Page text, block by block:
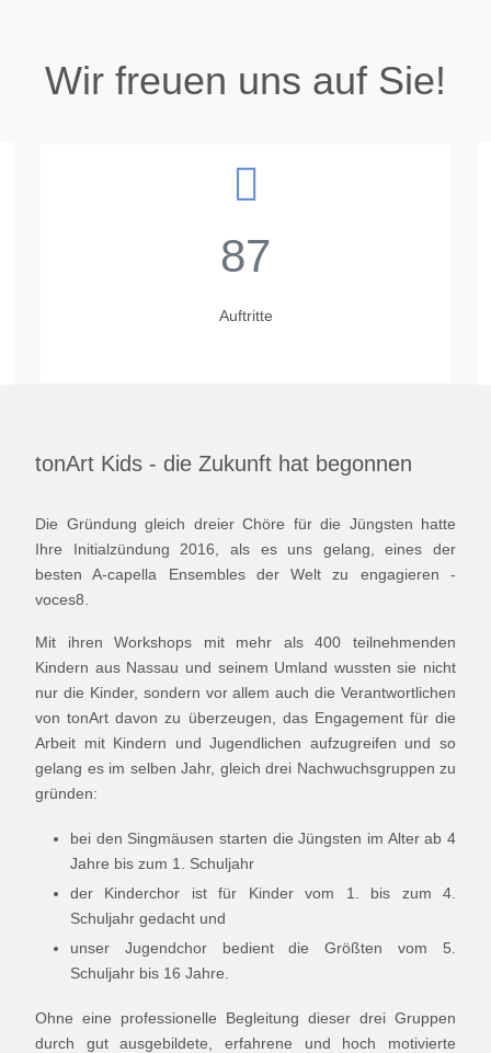
Wir freuen uns auf Sie!
87
Auftritte
tonArt Kids - die Zukunft hat begonnen
Die Gründung gleich dreier Chöre für die Jüngsten hatte
Ihre Initialzündung 2016, als es uns gelang, eines der
besten A-capella Ensembles der Welt zu engagieren -
voces8.
Mit ihren Workshops mit mehr als 400 teilnehmenden
Kindern aus Nassau und seinem Umland wussten sie nicht
nur die Kinder, sondern vor allem auch die Verantwortlichen
von tonArt davon zu überzeugen, das Engagement für die
Arbeit mit Kindern und Jugendlichen aufzugreifen und so
gelang es im selben Jahr, gleich drei Nachwuchsgruppen zu
gründen:
bei den Singmäusen starten die Jüngsten im Alter ab 4
Jahre bis zum 1. Schuljahr
der Kinderchor ist für Kinder vom 1. bis zum 4.
Schuljahr gedacht und
unser Jugendchor bedient die Größten vom 5.
Schuljahr bis 16 Jahre.
Ohne eine professionelle Begleitung dieser drei Gruppen
durch gut ausgebildete, erfahrene und hoch motivierte